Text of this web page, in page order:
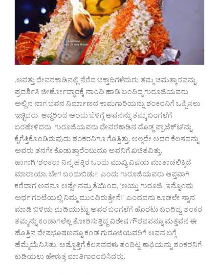
.ಆವತ್ತು ದೇವರಕಾಡಿನಲ್ಲಿ ನೆರೆದ ಭಕ್ತಾದಿಗಳೆದುರು ತಮ್ಮ ಚಮತ್ಕಾರವನ್ನು
ಪ್ರದರ್ಶಿಸಿ ಜೀರ್ಣೋದ್ಧಾರಕ್ಕೆ ನಾಂದಿ ಹಾಡಿ ಬಂದಿದ್ದ ಗುರೂಜಿಯವರು
ಅಲ್ಲಿನ ನಾಗ ಭವನ ನಿರ್ಮಾಣದ ಕಾಮಗಾರಿಯನ್ನು ಶಂಕರನಿಗೆ ಒಪ್ಪಿಸಲು
ಇಚ್ಛಿದರು. ಆದ್ದರಿಂದ ಅಂದು ಬೆಳಿಗ್ಗೆ ಅವನನ್ನು ತಮ್ಮ ಬಂಗಲೆಗೆ
ಬರಹೇಳಿದರು. ಗುರೂಜಿಯವರು ದೇವರಕಾಡಿನ ದೊಡ್ಡ ಪ್ರಾಜೆಕ್ಟ್‍ನ್ನು
ಕೈಗೆತ್ತಿಕೊಂಡಿರುವುದು ಶಂಕರನಿಗೂ ಗೊತ್ತಿತ್ತು. ಅಲ್ಲದೇ ಅದರ ಕೆಲಸವನ್ನು
ಅವರು ತನಗೇ ಕೊಡುತ್ತಾರೆಂಬುದೂ ಅವನಿಗೆ ಖಚಿತವಿತ್ತು.
ಹಾಗಾಗಿ,‘ಶಂಕರಾ ನಿನ್ನ ಹತ್ತಿರ ಒಂದು ಮುಖ್ಯ ವಿಷಯ ಮಾತಾಡಲಿಕ್ಕಿದೆ
ಮಾರಾಯಾ, ಬೇಗ ಬಂದುಬಿಡು!’ ಎಂದು ಗುರೂಜಿಯವರು ಆಪ್ತವಾಗಿ
ಕರೆದಾಗ ಅವನೂ ಅಷ್ಟೇ ನಮ್ರತೆಯಿಂದ, ‘ಆಯ್ತು ಗುರೂಜಿ. ಇನ್ನೊಂದು
ಅರ್ಧ ಗಂಟೆಯಲ್ಲಿ ನಿಮ್ಮ ಮುಂದಿರುತ್ತೇನೆ!’ ಎಂದವನು ಕೂಡಲೇ ಸ್ನಾನ
ಮಾಡಿ ಬಿಳಿಯ ಮಡಿಯುಟ್ಟು ಅವರ ಬಂಗಲೆಗೆ ಹೊರಟು ಬಂದಿದ್ದ. ಶಂಕರ
ತಮ್ಮನ್ನು ಕಂಡಾಗಲೆಲ್ಲ ತೋರಿಸುತ್ತಿದ್ದ ವಿಶೇಷ ಗೌರವವನ್ನೂ ಮತ್ತವನ ಈ
ಹೊತ್ತಿನ ವೇಷಭೂಷಣನ್ನೂ ಕಂಡ ಗುರೂಜಿಯವರಿಗೆ ಅವನ ಬಗ್ಗೆ
ಹೆಮ್ಮೆಯೆನಿಸಿತು. ಅಷ್ಟೊತ್ತಿಗೆ ಕೆಲಸದವಳು ತಂದಿಟ್ಟ ಕಾಫಿಯನ್ನು ಶಂಕರನಿಗೆ
ಕುಡಿಯಲು ಹೇಳುತ್ತ ಮಾತಿಗಾರಂಭಿಸಿದರು.